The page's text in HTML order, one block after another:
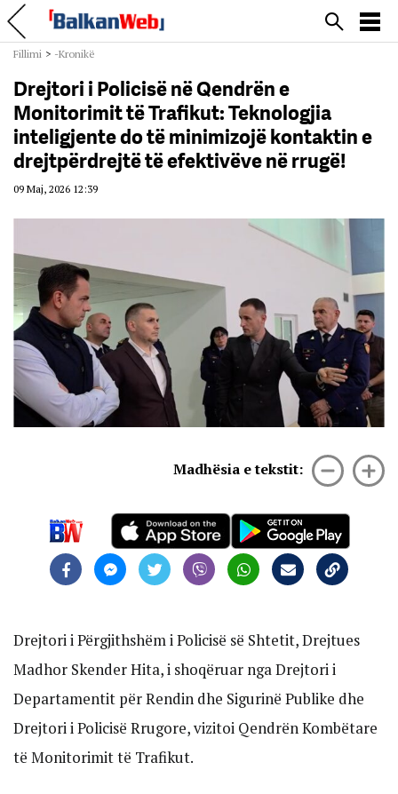
Fillimi > -Kronikë
Drejtori i Policisë në Qendrën e
Monitorimit të Trafikut: Teknologjia
inteligjente do të minimizojë kontaktin e
drejtpërdrejtë të efektivëve në rrugë!
09 Maj, 2026 12:39
Madhësia e tekstit:
Drejtori i Përgjithshëm i Policisë së Shtetit, Drejtues
Madhor Skender Hita, i shoqëruar nga Drejtori i
Departamentit për Rendin dhe Sigurinë Publike dhe
Drejtori i Policisë Rrugore, vizitoi Qendrën Kombëtare
të Monitorimit të Trafikut.